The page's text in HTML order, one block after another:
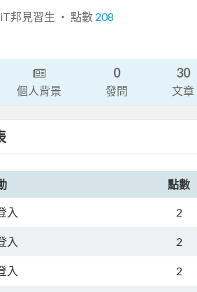
iT邦見習生 ‧ 點數 208
個人背景
0
發問
30
文章
點數
入 2
入 2
入 2